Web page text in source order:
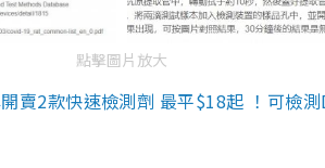
點擊圖片放大
賣2款快速檢測劑 最平$18起 ！可檢